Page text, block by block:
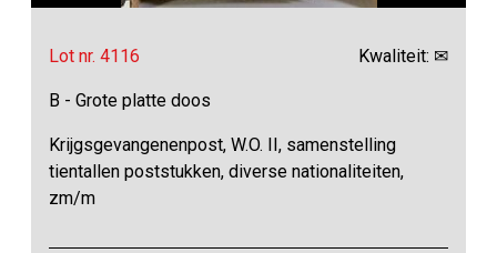
Lot nr. 4116 Kwaliteit: ✉
B - Grote platte doos
Krijgsgevangenenpost, W.O. II, samenstelling
tientallen poststukken, diverse nationaliteiten,
zm/m